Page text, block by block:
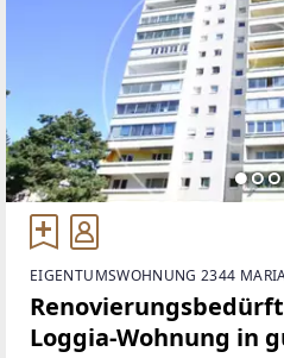
EIGENTUMSWOHNUNG 2344
Loggia-Wohnung in